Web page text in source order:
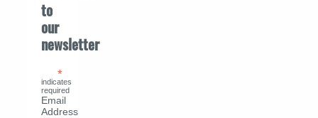
to
our
newsletter
*
indicates
required
Email
Address